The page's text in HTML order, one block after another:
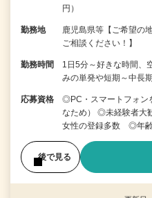
円）
勤務地
鹿児島県等【ご希望の
ご相談ください！】
勤務時間
1日5分～好きな時間、
みの単発や短期～中長
応募資格
◎PC・スマートフォン
なため） ◎未経験者大
女性の登録多数 ◎年
後で見る